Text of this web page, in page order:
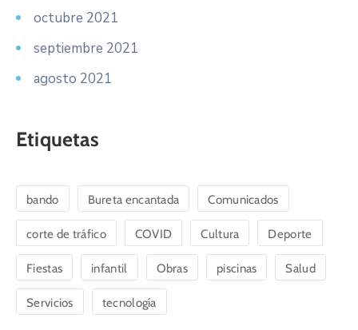
octubre 2021
septiembre 2021
agosto 2021
Etiquetas
bando Bureta encantada Comunicados
corte de tráfico COVID Cultura Deporte
Fiestas infantil Obras piscinas Salud
Servicios tecnología